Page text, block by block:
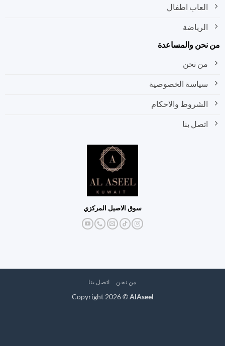
العاب اطفال
الرياضة
والمساعدة
من نحن
سياسة الخصوصية
الشروط والاحكام
اتصل بنا
سوق الاصيل المركزي
من نحن اتصل بنا
Copyright 2026 ©AlAseel